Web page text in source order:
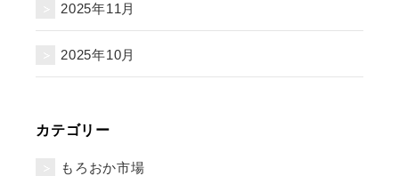
2025年11月
2025年10月
カテゴリー
もろおか市場